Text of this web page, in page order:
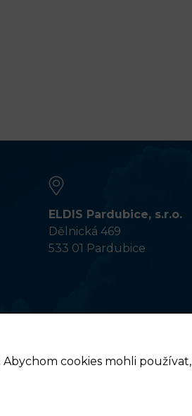
ELDIS Pardubice, s.r.o.
Dělnická 469
533 01 Pardubice
cookies mohli používat,